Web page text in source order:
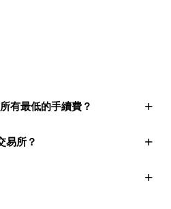
有最低的手續費？ +
易所？ +
+